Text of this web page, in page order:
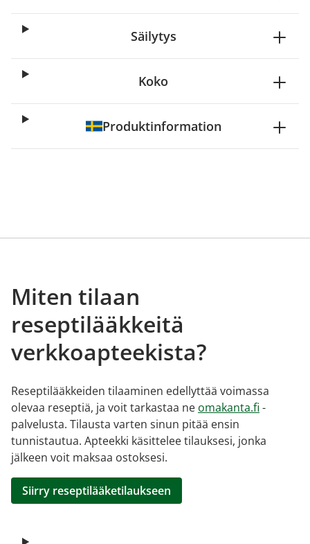
Säilytys
Koko
Produktinformation
Miten tilaan
reseptilääkkeitä
verkkoapteekista?
Reseptilääkkeiden tilaaminen edellyttää voimassa
olevaa reseptiä, ja voit tarkastaa ne omakanta.fi -
palvelusta. Tilausta varten sinun pitää ensin
tunnistautua. Apteekki käsittelee tilauksesi, jonka
jälkeen voit maksaa ostoksesi.
Siirry reseptilääketilaukseen